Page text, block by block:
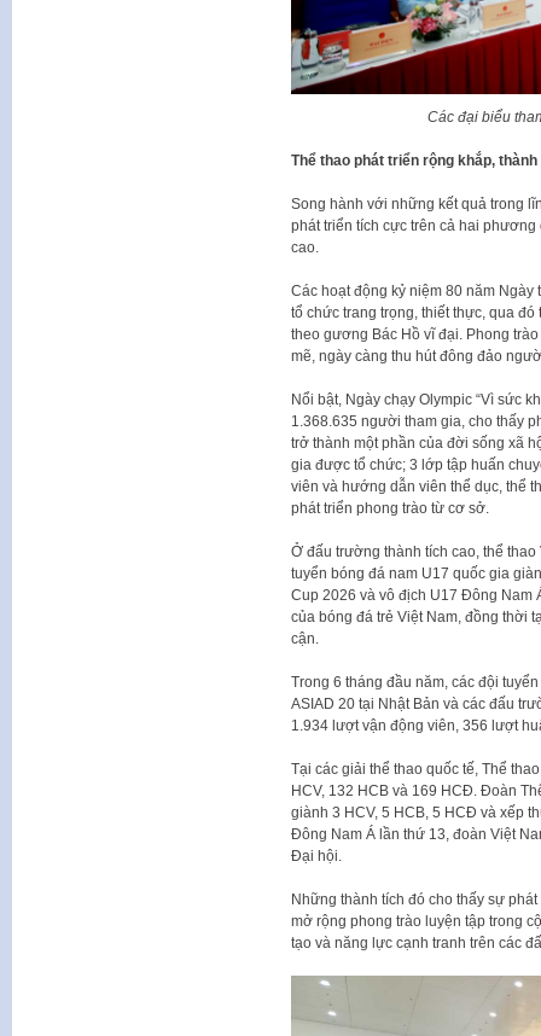
Các đại biểu
Thể thao phát triển rộng khắp,
Song hành với những kết quả trong
phát triển tích cực trên cả hai
cao.
Các hoạt động kỷ niệm 80 năm
tổ chức trang trọng, thiết thực, qua
theo gương Bác Hồ vĩ đại. Phong
mẽ, ngày càng thu hút đông đảo
Nổi bật, Ngày chạy Olympic “Vì sức
1.368.635 người tham gia, cho thấy
trở thành một phần của đời sống xã
gia được tổ chức; 3 lớp tập huấn
viên và hướng dẫn viên thể dục, thể
phát triển phong trào từ cơ sở.
Ở đấu trường thành tích cao, thể
tuyển bóng đá nam U17 quốc gia
Cup 2026 và vô địch U17 Đông Nam
của bóng đá trẻ Việt Nam, đồng thời
cận.
Trong 6 tháng đầu năm, các đội
ASIAD 20 tại Nhật Bản và các đấu
1.934 lượt vận động viên, 356 lượt
Tại các giải thể thao quốc tế, Thể
HCV, 132 HCB và 169 HCĐ. Đoàn
giành 3 HCV, 5 HCB, 5 HCĐ và xếp
Đông Nam Á lần thứ 13, đoàn Việt
Đại hội.
Những thành tích đó cho thấy sự
mở rộng phong trào luyện tập trong
tạo và năng lực cạnh tranh trên các